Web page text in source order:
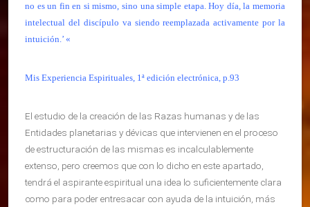
no es un fin en si mismo, sino una simple etapa. Hoy día, la memoria
intelectual del discípulo va siendo reemplazada activamente por la
intuición.’ «
Mis Experiencia Espirituales, 1ª edición electrónica, p.93
El estudio de la creación de las Razas humanas y de las
Entidades planetarias y dévicas que intervienen en el proceso
de estructuración de las mismas es incalculablemente
extenso, pero creemos que con lo dicho en este apartado,
tendrá el aspirante espiritual una idea lo suficientemente clara
como para poder entresacar con ayuda de la intuición, más